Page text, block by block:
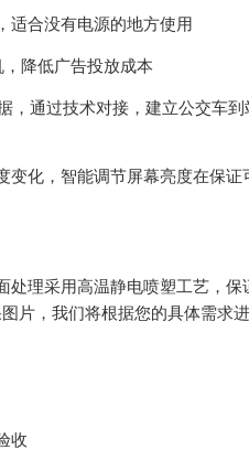
适合没有电源的地方使用
降低广告投放成本
通过技术对接，建立公交车
化，智能调节屏幕亮度在保
理采用高温静电喷塑工艺，
片，我们将根据您的具体需求进
收